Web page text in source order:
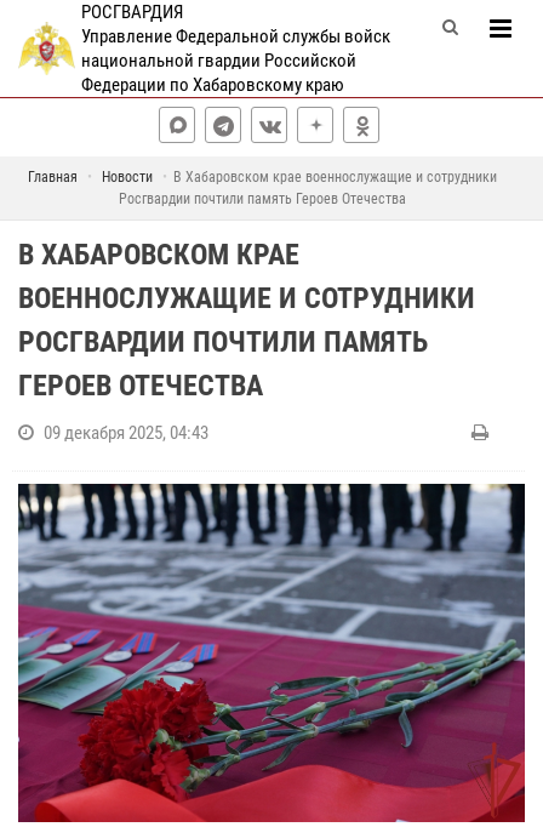
РОСГВАРДИЯ
Управление Федеральной службы войск
национальной гвардии Российской
Федерации по Хабаровскому краю
Главная Новости
В Хабаровском крае военнослужащие и сотрудники
Росгвардии почтили память Героев Отечества
В ХАБАРОВСКОМ КРАЕ
ВОЕННОСЛУЖАЩИЕ И СОТРУДНИКИ
РОСГВАРДИИ ПОЧТИЛИ ПАМЯТЬ
ГЕРОЕВ ОТЕЧЕСТВА
09 декабря 2025, 04:43